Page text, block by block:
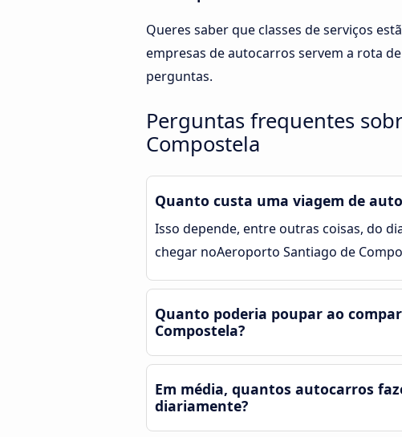
Queres saber que classes de serviços
empresas de autocarros servem a rota
perguntas.
Perguntas frequentes
Compostela
Quanto custa uma viagem de
Isso depende, entre outras coisas, do
chegar noAeroporto Santiago de
Quanto poderia poupar ao
Compostela?
Em média, quantos autocarros
diariamente?